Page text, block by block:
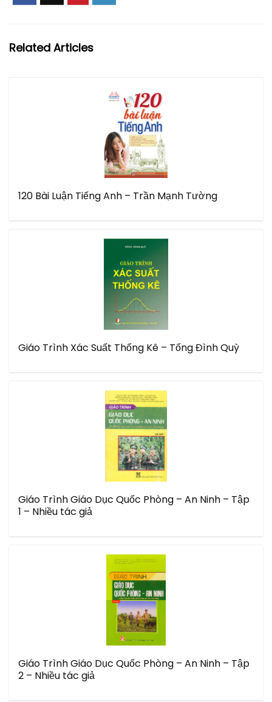
Related Articles
120 Bài Luận Tiếng Anh – Trần Mạnh Tường
Giáo Trình Xác Suất Thống Kê – Tống Đình Quỳ
Giáo Trình Giáo Dục Quốc Phòng – An Ninh – Tập
1 – Nhiều tác giả
Giáo Trình Giáo Dục Quốc Phòng – An Ninh – Tập
2 – Nhiều tác giả